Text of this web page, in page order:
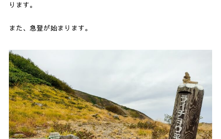
ります。
また、急登が始まります。